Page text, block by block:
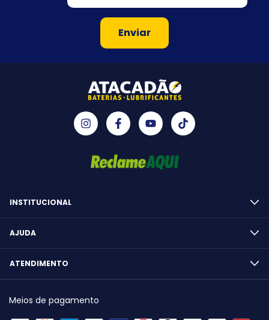
INSTITUCIONAL
AJUDA
ATENDIMENTO
Meios de pagamento